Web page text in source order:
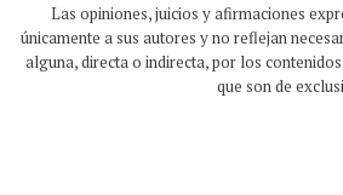
Las opiniones, juicios y afirmaciones
únicamente a sus autores y no reflejan
alguna, directa o indirecta, por los
que son de